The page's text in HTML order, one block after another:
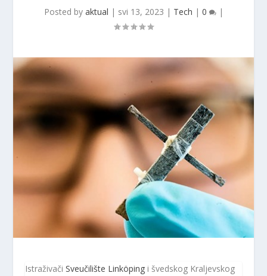
Posted by aktual | svi 13, 2023 | Tech | 0 |
IstraživačiSveučilište Linköping i švedskog Kraljevskog